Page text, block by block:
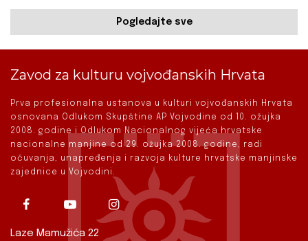
Pogledajte sve
Zavod za kulturu vojvođanskih Hrvata
Prva profesionalna ustanova u kulturi vojvođanskih Hrvata
osnovana Odlukom Skupštine AP Vojvodine od 10. ožujka
2008. godine i Odlukom Nacionalnog vijeća hrvatske
nacionalne manjine od 29. ožujka 2008. godine, radi
očuvanja, unapređenja i razvoja kulture hrvatske manjinske
zajednice u Vojvodini.
Laze Mamužića 22